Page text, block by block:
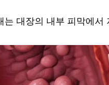
대장의 내부 피막에